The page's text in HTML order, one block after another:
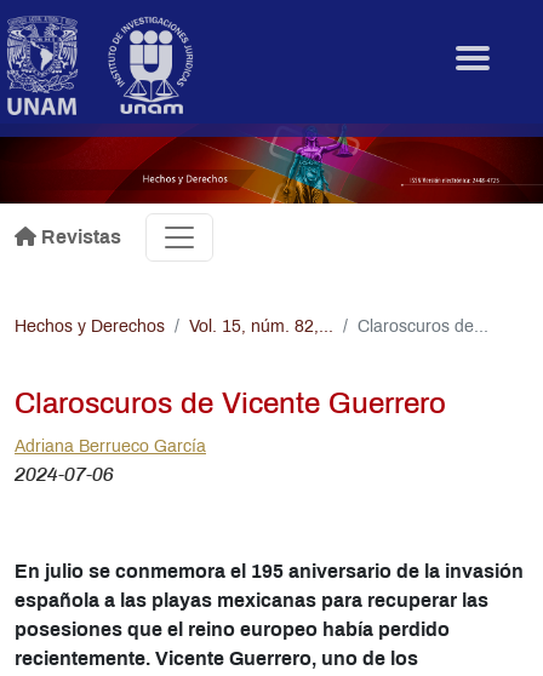
.
Revistas
Hechos y Derechos Vol. 15, núm. 82,... Claroscuros de...
Claroscuros de Vicente Guerrero
Adriana Berrueco García
2024-07-06
En julio se conmemora el 195 aniversario de la invasión
española a las playas mexicanas para recuperar las
posesiones que el reino europeo había perdido
recientemente. Vicente Guerrero, uno de los